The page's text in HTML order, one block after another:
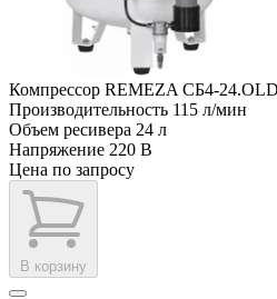
Компрессор REMEZA СБ4-
Производительность 115 л/мин
Объем ресивера 24 л
Напряжение 220 В
Цена по запросу
В корзину